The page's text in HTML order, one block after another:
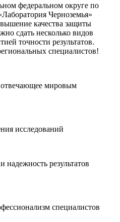
федеральном округе по
Черноземья»
качества защиты
сдать несколько видов
точности результатов.
специалистов!
отвечающее мировым
исследований
надежность результатов
специалистов